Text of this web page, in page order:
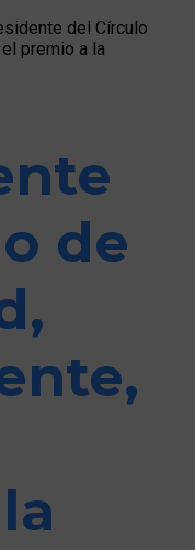
del Círculo
premio a la
de